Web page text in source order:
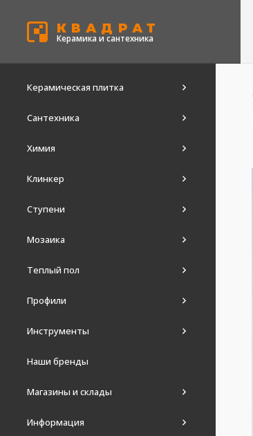
КВАДРАТ
Керамика и сантехника
Керамическая плитка
Сантехника
Химия
Клинкер
Ступени
Мозаика
Теплый пол
Профили
Инструменты
Наши бренды
Магазины и склады
Информация